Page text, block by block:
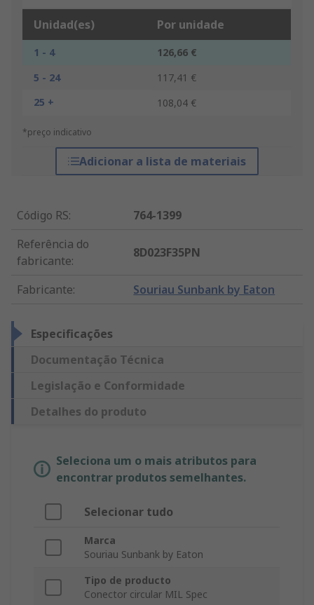
Unidad(es) Por unidade
1 - 4
126,66 €
5 - 24
117,41 €
25 +
108,04 €
*preço indicativo
Adicionar a lista de materiais
Código RS:
764-1399
Referência do
fabricante:
8D023F35PN
Fabricante: Souriau Sunbank by Eaton
Especificações
Documentação Técnica
Legislação e Conformidade
Detalhes do produto
Seleciona um o mais atributos para
encontrar produtos semelhantes.
Selecionar tudo
Marca
Souriau Sunbank by Eaton
Tipo de producto
Conector circular MIL Spec